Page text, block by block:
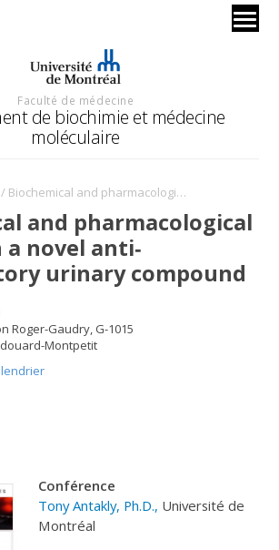
Faculté de médecine
de biochimie et médecine
moléculaire
/ Biochemical and pharmacological studies on a novel anti‐inflammatory urinary compound
and pharmacological
novel anti‐
urinary compound
Roger-Gaudry, G-1015
Montpetit
Conférence
Tony Antakly, Ph.D., Université de
Montréal